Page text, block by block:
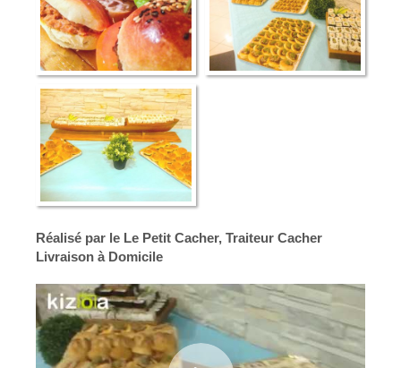
Réalisé par le Le Petit Cacher, Traiteur Cacher
Livraison à Domicile